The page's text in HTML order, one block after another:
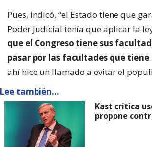
Pues, indicó, “el Estado tiene que
Poder Judicial tenía que aplicar la
que el Congreso tiene sus
pasar por las facultades que tiene
ahí hice un llamado a evitar el
Lee también...
Kast critica
propone